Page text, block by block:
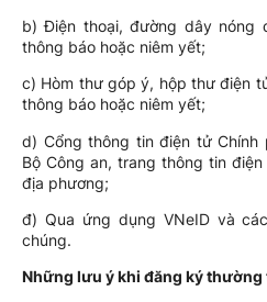
b) Điện thoại, đường dây nóng
thông báo hoặc niêm yết;
c) Hòm thư góp ý, hộp thư điện
thông báo hoặc niêm yết;
d) Cổng thông tin điện tử
Bộ Công an, trang thông tin
địa phương;
đ) Qua ứng dụng VNeID và
chúng.
Những lưu ý khi đăng ký thường